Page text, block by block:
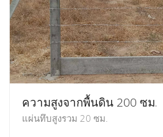
ความสูงจากพื้นดิน 200 ซม.
แผ่นทึบสูงรวม 20 ซม.